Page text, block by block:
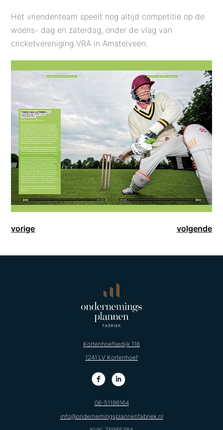
Het vriendenteam speelt nog altijd competitie op de
woens- dag en zaterdag, onder de vlag van
cricketvereniging VRA in Amstelveen.
vorige volgende
Kortenhoefsedijk 116
1241 LV Kortenhoef
06-51198164
info@ondernemingsplannenfabriek.nl